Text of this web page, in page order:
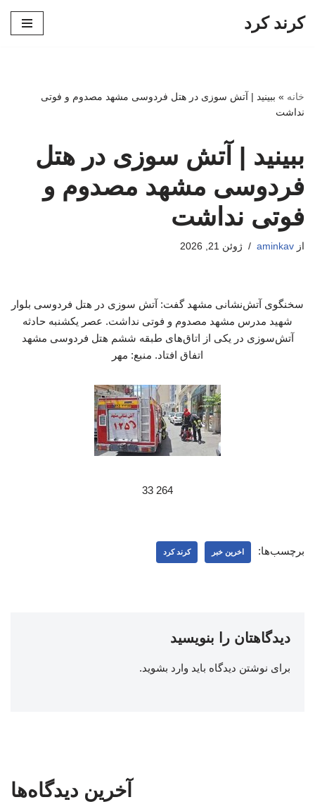
کرند کرد
خانه » ببینید | آتش سوزی در هتل فردوسی مشهد مصدوم و فوتی
نداشت
ببینید | آتش سوزی در هتل
فردوسی مشهد مصدوم و
فوتی نداشت
از aminkav ژوئن 21, 2026
سخنگوی آتش‌نشانی مشهد گفت: آتش سوزی در هتل فردوسی بلوار
شهید مدرس مشهد مصدوم و فوتی نداشت. عصر یکشنبه حادثه
آتش‌سوزی در یکی از اتاق‌های طبقه ششم هتل فردوسی مشهد
اتفاق افتاد. منبع: مهر
264 33
برچسب‌ها: اخرین خبر کرند کرد
دیدگاهتان را بنویسید
برای نوشتن دیدگاه باید وارد بشوید.
آخرین دیدگاه‌ها